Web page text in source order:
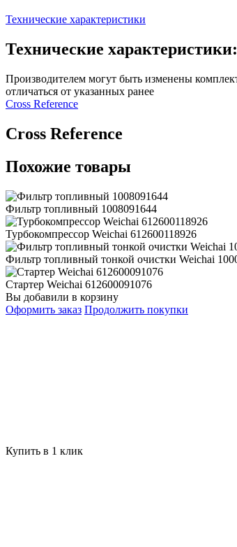
Технические характеристики
Технические
Производителем могут быть изменены
отличаться от указанных ранее
Сross Reference
Сross Reference
Похожие товары
Фильтр топливный 1008091644
Турбокомпрессор Weichai 612600118926
Фильтр топливный тонкой очистки Weichai
Стартер Weichai 612600091076
Вы добавили в корзину
Оформить заказ Продолжить покупки
Купить в 1 клик